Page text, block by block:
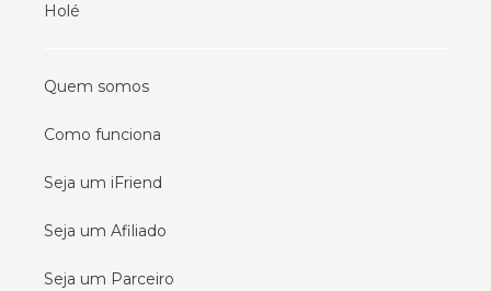
Holé
Quem somos
Como funciona
Seja um iFriend
Seja um Afiliado
Seja um Parceiro